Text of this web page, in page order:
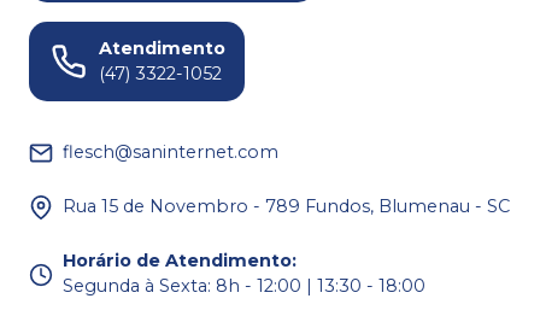
Atendimento
(47) 3322-1052
flesch@saninternet.com
Rua 15 de Novembro - 789 Fundos, Blumenau - SC
Horário de Atendimento:
Segunda à Sexta: 8h - 12:00 | 13:30 - 18:00